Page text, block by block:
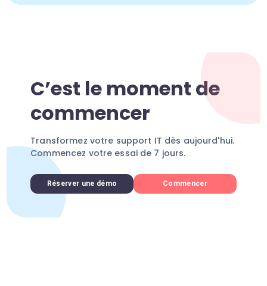
C’est le moment de
commencer
Transformez votre support IT dès aujourd'hui.
Commencez votre essai de 7 jours.
Réserver une démo Commencer